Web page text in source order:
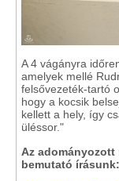
A 4 vágányra
amelyek mellé
felsővezeték-tartó
hogy a kocsik
kellett a hely, így
üléssor."
Az adományozott
bemutató írásunk: